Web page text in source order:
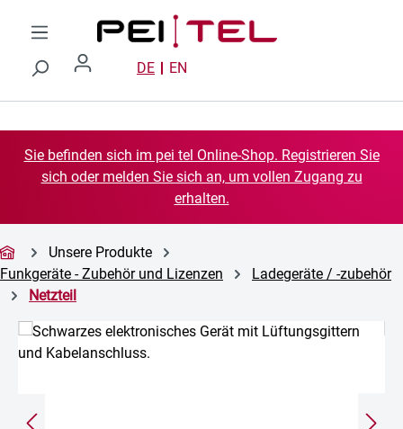
Zum Hauptinhalt springen
DE EN
Sie befinden sich im pei tel Online-Shop. Registrieren Sie
sich oder melden Sie sich an, um vollen Zugang zu
erhalten.
Unsere Produkte
Funkgeräte - Zubehör und Lizenzen
Ladegeräte / -zubehör
Netzteil
Bildergalerie überspringen